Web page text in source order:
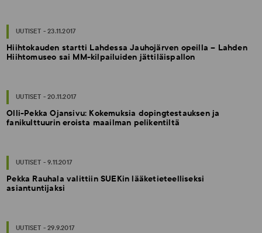
UUTISET - 23.11.2017
Hiihtokauden startti Lahdessa Jauhojärven opeilla – Lahden
Hiihtomuseo sai MM-kilpailuiden jättiläispallon
UUTISET - 20.11.2017
Olli-Pekka Ojansivu: Kokemuksia dopingtestauksen ja
fanikulttuurin eroista maailman pelikentiltä
UUTISET - 9.11.2017
Pekka Rauhala valittiin SUEKin lääketieteelliseksi
asiantuntijaksi
UUTISET - 29.9.2017